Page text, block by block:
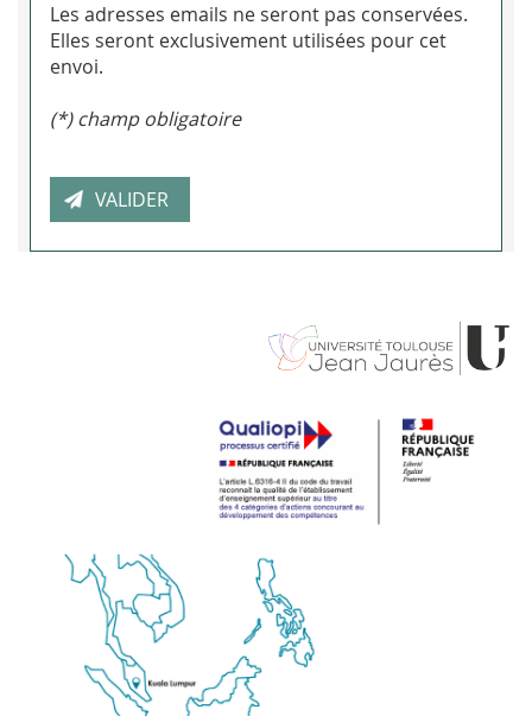
Les adresses emails ne seront pas conservées.
Elles seront exclusivement utilisées pour cet
envoi.
(*) champ obligatoire